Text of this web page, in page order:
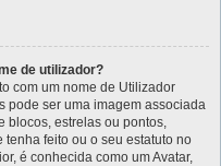
de utilizador?
com um nome de Utilizador
pode ser uma imagem associada
blocos, estrelas ou pontos,
feito ou o seu estatuto no
é conhecida como um Avatar,